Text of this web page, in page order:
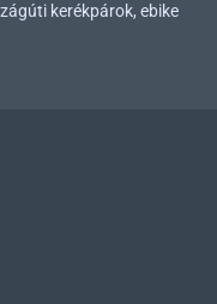
kerékpárok, ebike